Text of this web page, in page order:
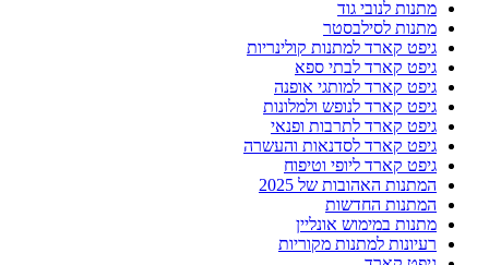
מתנות לנובי גוד
מתנות לסילבסטר
גיפט קארד למתנות קולינריות
גיפט קארד לבתי ספא
גיפט קארד למותגי אופנה
גיפט קארד לנופש ולמלונות
גיפט קארד לתרבות ופנאי
גיפט קארד לסדנאות והעשרה
גיפט קארד ליופי וטיפוח
המתנות האהובות של 2025
המתנות החדשות
מתנות במימוש אונליין
רעיונות למתנות מקוריות